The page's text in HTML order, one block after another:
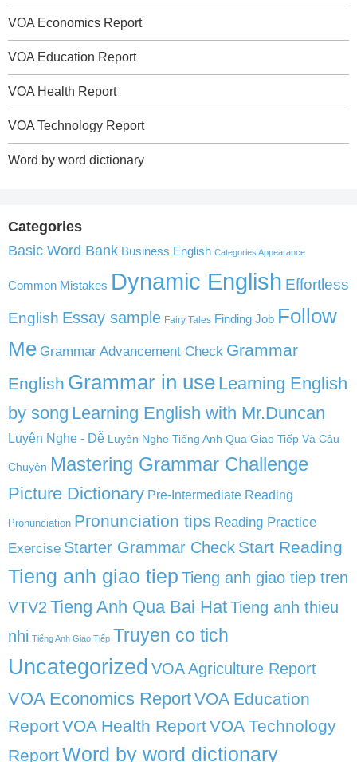
VOA Economics Report
VOA Education Report
VOA Health Report
VOA Technology Report
Word by word dictionary
Categories
Basic Word Bank Business English Categories Appearance
Common Mistakes Dynamic English Effortless
English Essay sample Fairy Tales Finding Job Follow
Me Grammar Advancement Check Grammar
English Grammar in use Learning English
by song Learning English with Mr.Duncan
Luyện Nghe - Dễ Luyện Nghe Tiếng Anh Qua Giao Tiếp Và Câu
Chuyện Mastering Grammar Challenge
Picture Dictionary Pre-Intermediate Reading
Pronunciation Pronunciation tips Reading Practice
Exercise Starter Grammar Check Start Reading
Tieng anh giao tiep Tieng anh giao tiep tren
VTV2 Tieng Anh Qua Bai HatTieng anh thieu
nhi Tiếng Anh Giao Tiếp Truyen co tich
Uncategorized VOA Agriculture Report
VOA Economics ReportVOA Education
ReportVOA Health ReportVOA Technology
ReportWord by word dictionary